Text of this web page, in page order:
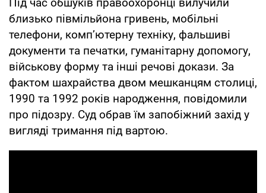
близько півмільйона гривень, мобільні
телефони, комп’ютерну техніку, фальшиві
документи та печатки, гуманітарну допомогу,
військову форму та інші речові докази. За
фактом шахрайства двом мешканцям столиці,
1990 та 1992 років народження, повідомили
про підозру. Суд обрав їм запобіжний захід у
вигляді тримання під вартою.